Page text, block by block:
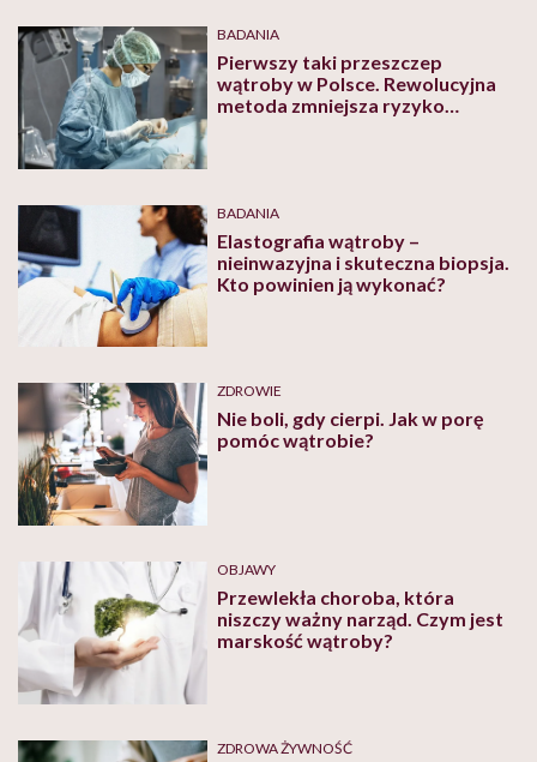
BADANIA
Pierwszy taki przeszczep
wątroby w Polsce. Rewolucyjna
metoda zmniejsza ryzyko
BADANIA
Elastografia wątroby –
nieinwazyjna i skuteczna biopsja.
Kto powinien ją wykonać?
ZDROWIE
Nie boli, gdy cierpi. Jak w porę
pomóc wątrobie?
OBJAWY
Przewlekła choroba, która
niszczy ważny narząd. Czym jest
marskość wątroby?
ZDROWA ŻYWNOŚĆ